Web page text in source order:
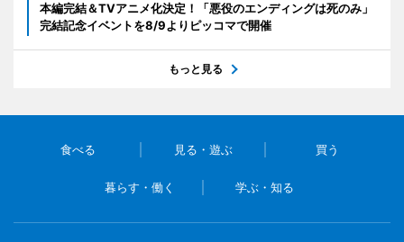
本編完結＆TVアニメ化決定！「悪役のエンディングは死のみ」
完結記念イベントを8/9よりピッコマで開催
もっと見る
食べる 見る・遊ぶ 買う
暮らす・働く 学ぶ・知る